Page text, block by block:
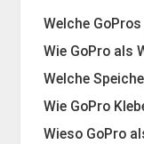
Welche
Wie GoPro als
Welche
Wie GoPro
Wieso GoPro